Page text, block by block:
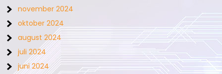
november 2024
oktober 2024
august 2024
juli 2024
juni 2024